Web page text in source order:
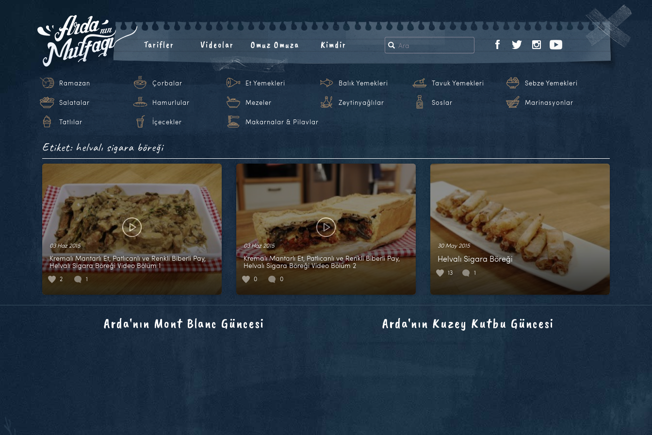
Tarifler Videolar Omuz Omuza Kimdir
Ramazan Çorbalar Et Yemekleri Balık Yemekleri Tavuk Yemekleri Sebze Yemekleri
Salatalar Hamurlular Mezeler Zeytinyağlılar Soslar Marinasyonlar
Tatlılar İçecekler Makarnalar & Pilavlar
Etiket: helvalı sigara böreği
03 Haz 2015
Kremalı Mantarlı Et, Patlıcanlı ve Renkli Biberli Pay,
Helvalı Sigara Böreği Video Bölüm 1
2 1
03 Haz 2015
Kremalı Mantarlı Et, Patlıcanlı ve Renkli Biberli Pay,
Helvalı Sigara Böreği Video Bölüm 2
0 0
30 May 2015
Helvalı Sigara Böreği
13 1
Arda'nın Mont Blanc Güncesi Arda'nın Kuzey Kutbu Güncesi